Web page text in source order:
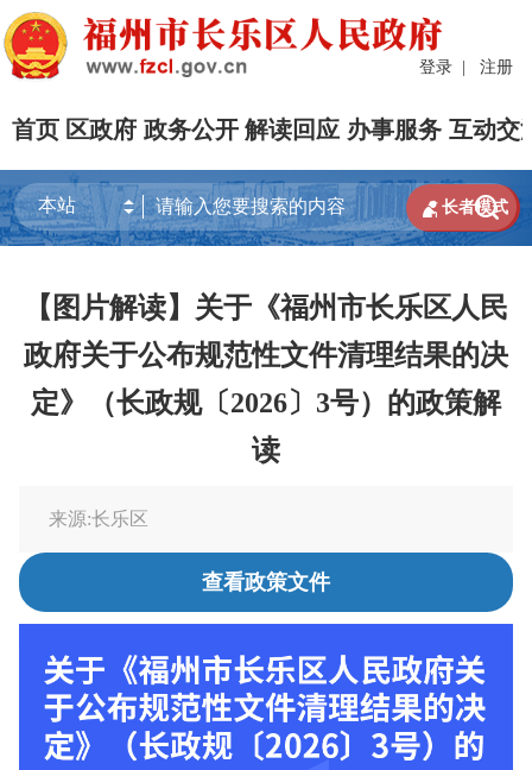
登录 | 注册
首页 区政府 政务公开 解读回应 办事服务 互动交

 长者模式
【图片解读】关于《福州市长乐区人民
政府关于公布规范性文件清理结果的决
定》（长政规〔2026〕3号）的政策解
读
来源:长乐区
查看政策文件